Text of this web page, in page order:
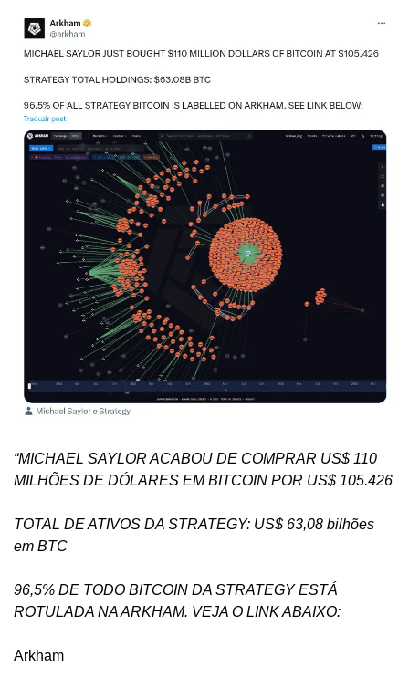
“MICHAEL SAYLOR ACABOU DE COMPRAR US$ 110
MILHÕES DE DÓLARES EM BITCOIN POR US$ 105.426
TOTAL DE ATIVOS DA STRATEGY: US$ 63,08 bilhões
em BTC
96,5% DE TODO BITCOIN DA STRATEGY ESTÁ
ROTULADA NA ARKHAM. VEJA O LINK ABAIXO:
Arkham